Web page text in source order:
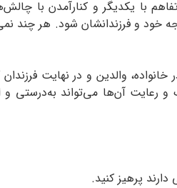
با یکدیگر و کنارآمدن با
و فرزندانشان شود. هر چند
والدین و در نهایت
رعایت آن‌ها می‌تواند به‌درستی و
پرهیز کنید.